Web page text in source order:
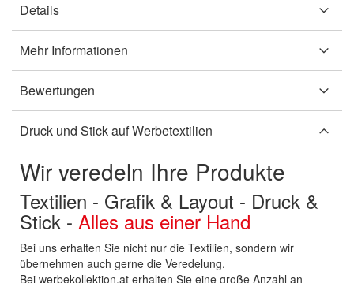
Details
Mehr Informationen
Bewertungen
Druck und Stick auf Werbetextilien
Wir veredeln Ihre Produkte
Textilien - Grafik & Layout - Druck &
Stick - Alles aus einer Hand
Bei uns erhalten Sie nicht nur die Textilien, sondern wir
übernehmen auch gerne die Veredelung.
Bei werbekollektion.at erhalten Sie eine große Anzahl an